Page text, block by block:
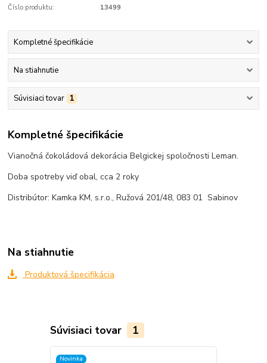
Číslo produktu: 13499
Kompletné špecifikácie
Na stiahnutie
Súvisiaci tovar 1
Kompletné špecifikácie
Vianočná čokoládová dekorácia Belgickej spoločnosti Leman.
Doba spotreby viď obal, cca 2 roky
Distribútor: Kamka KM, s.r.o., Ružová 201/48, 083 01 Sabinov
Na stiahnutie
Produktová špecifikácia
Súvisiaci tovar 1
Novinka